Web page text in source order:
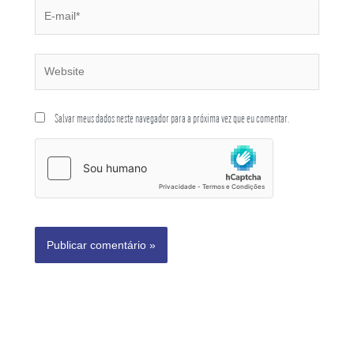
Salvar meus dados neste navegador para a próxima vez que eu comentar.